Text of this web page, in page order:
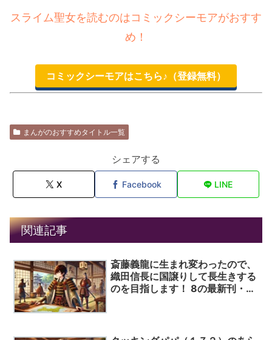
スライム聖女を読むのはコミックシーモアがおすす
め！
コミックシーモアはこちら♪（登録無料）
まんがのおすすめタイトル一覧
シェアする
X Facebook LINE
関連記事
斎藤義龍に生まれ変わったので、
織田信長に国譲りして長生きする
のを目指します！ 8の最新刊・作